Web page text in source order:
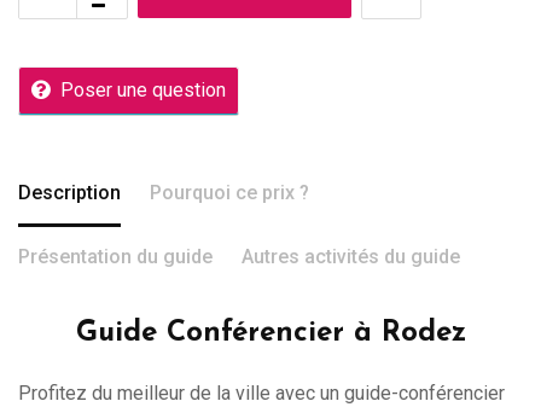
Poser une question
Description Pourquoi ce prix ?
Présentation du guide Autres activités du guide
Guide Conférencier à Rodez
Profitez du meilleur de la ville avec un guide-conférencier